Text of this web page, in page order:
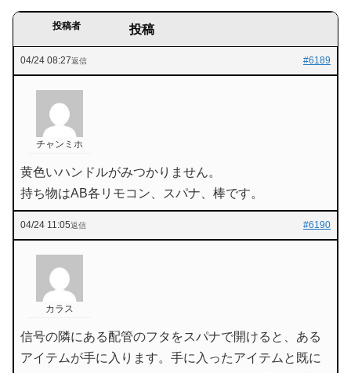
投稿者 投稿
04/24 08:27 #6189
返信
チャンミホ
黄色いハンドルがみつかりません。
持ち物はAB各リモコン、スパナ、棒です。
04/24 11:05 #6190
返信
カラス
信号の隣にある配管のフタをスパナで開けると、ある
アイテムが手に入ります。手に入ったアイテムと既に